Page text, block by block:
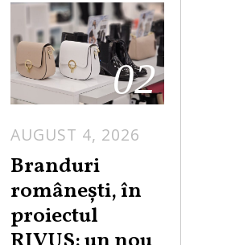
02
AUGUST 4, 2026
Branduri
românești, în
proiectul